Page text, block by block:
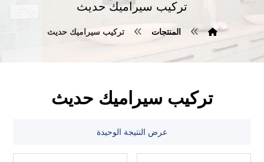
تركيب سيراميك حديث
المنتجات تركيب سيراميك حديث
تركيب سيراميك حديث
عرض النتيجة الوحيدة